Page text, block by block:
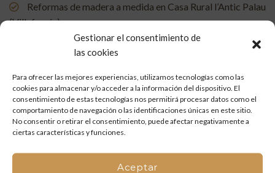
Gestionar el consentimiento de
las cookies
Para ofrecer las mejores experiencias, utilizamos tecnologías como las
cookies para almacenar y/o acceder a la información del dispositivo. El
consentimiento de estas tecnologías nos permitirá procesar datos como el
comportamiento de navegación o las identificaciones únicas en este sitio.
No consentir o retirar el consentimiento, puede afectar negativamente a
ciertas características y funciones.
Aceptar
Reformas de madera a medida en Casa Rural l’Antic Palau
(Villafamés)
Mueble de baño a medida en madera de mobila vieja
Restauración de un portón de madera en Onda: tradición
y artesanía que vuelven a la vida
Mueble de baño a medida con acabado en nogal
Un rincón de estudio único: restauración y carpintería a